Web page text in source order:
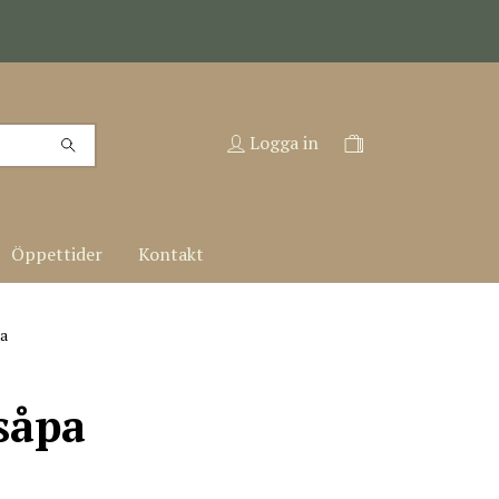
Logga in
Öppettider Kontakt